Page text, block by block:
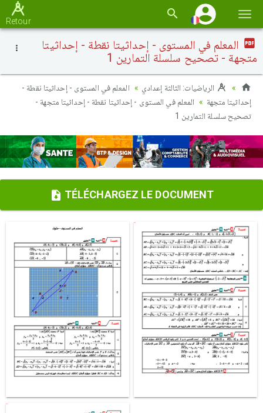
la
Retour
المعلم في المستوى - إحداثيتا نقطة - إحداثيتا
متجهة - تصحيح سلسلة التمارين 1
الرياضيات: الثالثة إعدادي
المعلم في المستوى - إحداثيتا نقطة -
إحداثيتا متجهة
المعلم في المستوى - إحداثيتا نقطة - إحداثيتا متجهة -
تصحيح سلسلة التمارين 1
TÉLÉCHARGEZ LE DOCUMENT